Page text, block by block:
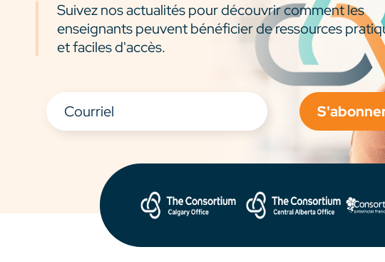
Suivez nos actualités pour découvrir comment les
enseignants peuvent bénéficier de ressources
et faciles d'accès.